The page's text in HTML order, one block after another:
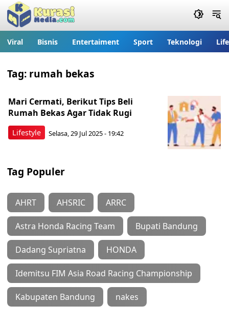
Viral Bisnis Entertaiment Sport Teknologi
Tag: rumah bekas
Lifestyle
Mari Cermati, Berikut Tips Beli
Rumah Bekas Agar Tidak Rugi
Selasa, 29 Jul 2025 - 19:42
Tag Populer
AHRT AHSRIC ARRC
Astra Honda Racing Team Bupati Bandung
Dadang Supriatna HONDA
Idemitsu FIM Asia Road Racing Championship
Kabupaten Bandung nakes